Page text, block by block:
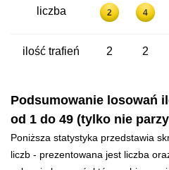
liczba 2 4
ilość trafień 2 2
Podsumowanie losowań
od 1 do 49 (tylko nie
Poniższa statystyka przedstawia
liczb - prezentowana jest liczba